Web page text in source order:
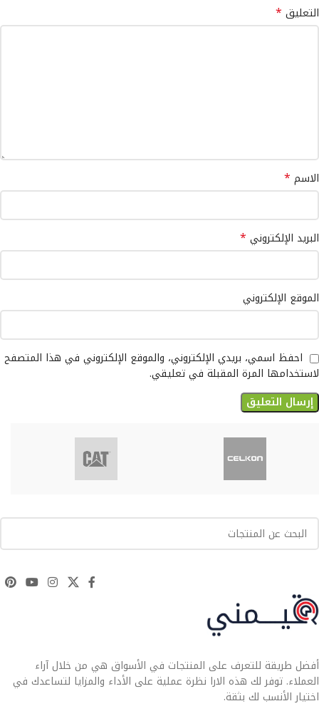
التعليق *
الاسم *
البريد الإلكتروني *
الموقع الإلكتروني
احفظ اسمي، بريدي الإلكتروني، والموقع الإلكتروني في هذا المتصفح
لاستخدامها المرة المقبلة في تعليقي.
أفضل طريقة للتعرف على المنتجات في الأسواق هي من خلال آراء
العملاء. توفر لك هذه الارا نظرة عملية على الأداء والمزايا لتساعدك في
اختيار الأنسب لك بثقة.